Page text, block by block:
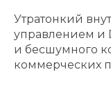
Утратонкий
управлением и
и бесшумного
коммерческих